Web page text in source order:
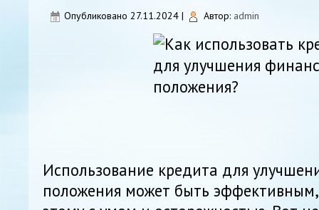
Опубликовано 27.11.2024 | Автор: admin
Использование кредита для
положения может быть